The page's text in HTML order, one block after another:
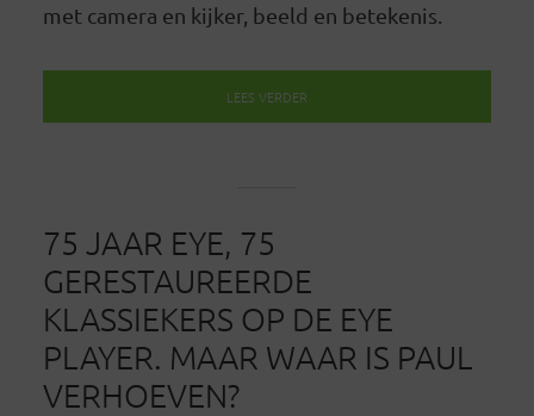
met camera en kijker, beeld en betekenis.
LEES VERDER
75 JAAR EYE, 75
GERESTAUREERDE
KLASSIEKERS OP DE EYE
PLAYER. MAAR WAAR IS PAUL
VERHOEVEN?